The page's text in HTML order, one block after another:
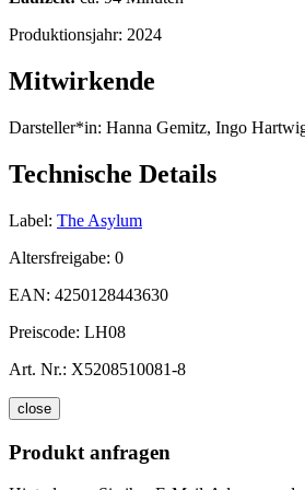
Produktionsjahr: 2024
Mitwirkende
Darsteller*in: Hanna Gemitz, Ingo
Technische Details
Label: The Asylum
Altersfreigabe: 0
EAN: 4250128443630
Preiscode: LH08
Art. Nr.: X5208510081-8
close
Produkt anfragen